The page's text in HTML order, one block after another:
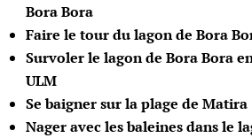
Bora Bora
Faire le tour du lagon de Bora
Survoler le lagon de Bora Bora
ULM
Se baigner sur la plage de Matira
Nager avec les baleines dans le